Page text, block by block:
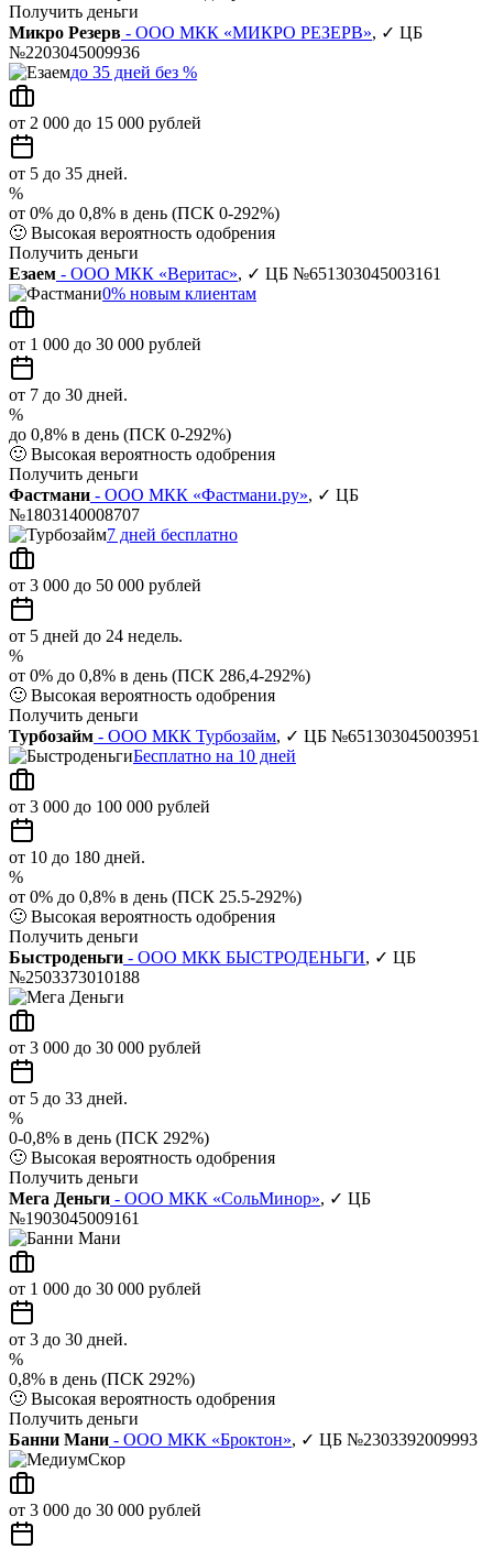
Получить деньги
Микро Резерв - ООО МКК «МИКРО РЕЗЕРВ», ✓ ЦБ
№2203045009936
до 35 дней без %
от 2 000 до 15 000 рублей
от 5 до 35 дней.
%
от 0% до 0,8% в день (ПСК 0-292%)
🙂 Высокая вероятность одобрения
Получить деньги
Езаем - ООО МКК «Веритас», ✓ ЦБ №651303045003161
0% новым клиентам
от 1 000 до 30 000 рублей
от 7 до 30 дней.
%
до 0,8% в день (ПСК 0-292%)
🙂 Высокая вероятность одобрения
Получить деньги
Фастмани - ООО МКК «Фастмани.ру», ✓ ЦБ
№1803140008707
7 дней бесплатно
от 3 000 до 50 000 рублей
от 5 дней до 24 недель.
%
от 0% до 0,8% в день (ПСК 286,4-292%)
🙂 Высокая вероятность одобрения
Получить деньги
Турбозайм - ООО МКК Турбозайм, ✓ ЦБ №651303045003951
Бесплатно на 10 дней
от 3 000 до 100 000 рублей
от 10 до 180 дней.
%
от 0% до 0,8% в день (ПСК 25.5-292%)
🙂 Высокая вероятность одобрения
Получить деньги
Быстроденьги - ООО МКК БЫСТРОДЕНЬГИ, ✓ ЦБ
№2503373010188
от 3 000 до 30 000 рублей
от 5 до 33 дней.
%
0-0,8% в день (ПСК 292%)
🙂 Высокая вероятность одобрения
Получить деньги
Мега Деньги - ООО МКК «СольМинор», ✓ ЦБ
№1903045009161
от 1 000 до 30 000 рублей
от 3 до 30 дней.
%
0,8% в день (ПСК 292%)
🙂 Высокая вероятность одобрения
Получить деньги
Банни Мани - ООО МКК «Броктон», ✓ ЦБ №2303392009993
от 3 000 до 30 000 рублей